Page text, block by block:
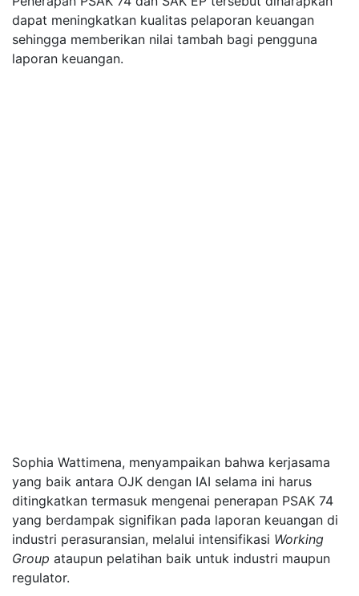
dapat meningkatkan kualitas pelaporan keuangan
sehingga memberikan nilai tambah bagi pengguna
laporan keuangan.
Sophia Wattimena, menyampaikan bahwa kerjasama
yang baik antara OJK dengan IAI selama ini harus
ditingkatkan termasuk mengenai penerapan PSAK 74
yang berdampak signifikan pada laporan keuangan di
industri perasuransian, melalui intensifikasi Working
Group ataupun pelatihan baik untuk industri maupun
regulator.